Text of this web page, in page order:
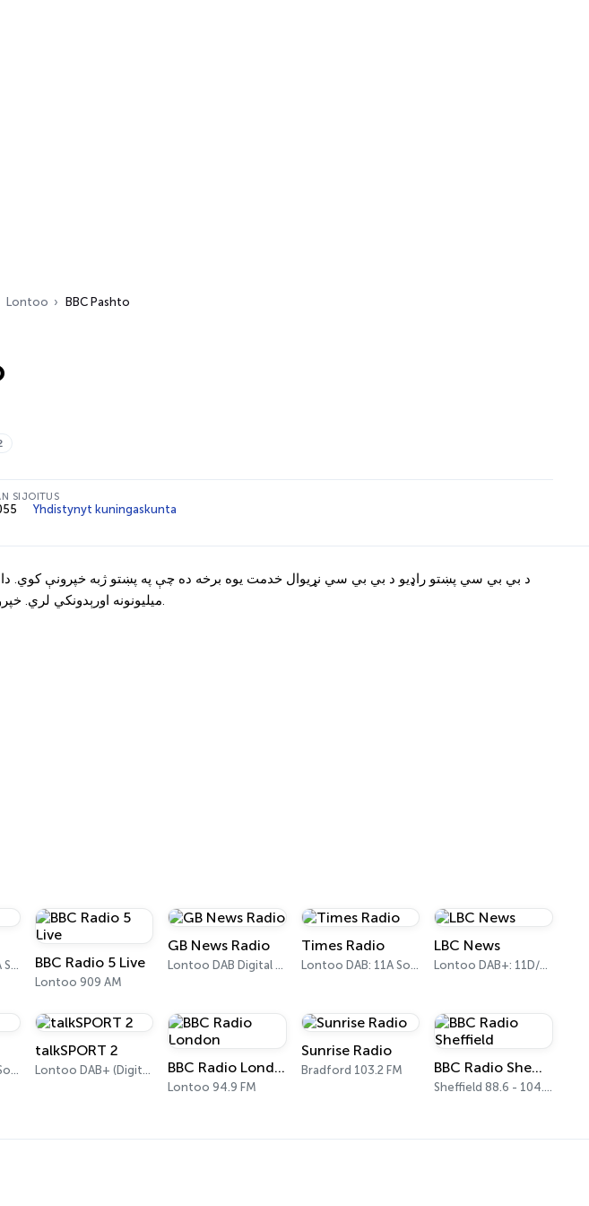
Lontoo BBC Pashto
SIJOITUS
Yhdistynyt kuningaskunta
میلیونونه اورېدونکي لري. خپرونې یې په خبرونو، اوسنیو چارو، او تحلیلي پروګرامونو متمرکزې دي.
Lontoo DAB+: 11A Sound Digital BBC Radio 5 Live
Lontoo 909 AM
GB News Radio
Lontoo DAB Digital One (UK)
Times Radio
Lontoo DAB: 11A Sound Digital
LBC News
Lontoo DAB+: 11D/12A Digital One
Lontoo DAB: 11A Sound Digital
talkSPORT 2
Lontoo DAB+ (Digital One) BBC Radio London
Lontoo 94.9 FM
Sunrise Radio
Bradford 103.2 FM BBC Radio Sheffield
Sheffield 88.6 - 104.1 FM